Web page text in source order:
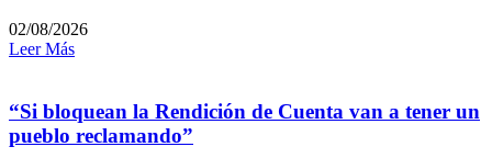
02/08/2026
Leer Más
“Si bloquean la Rendición de Cuenta van a tener un
pueblo reclamando”